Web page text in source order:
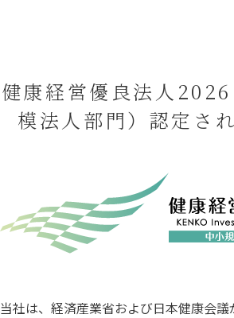
健康経営優良法人
模法人部門）認定さ
当社は、経済産業省および日本健康会